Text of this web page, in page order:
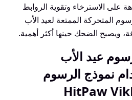
على الاسترخاء وتقوية الروابط
المتحركة الممتعة لعيد الأب
ويصبح الضحك حينها أكثر أهمية.
رسوم عيد الأب
نموذج الرسوم